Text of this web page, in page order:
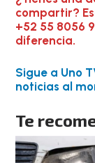
compartir?
+52 55 8056
diferencia.
Sigue a Uno
noticias al
Te